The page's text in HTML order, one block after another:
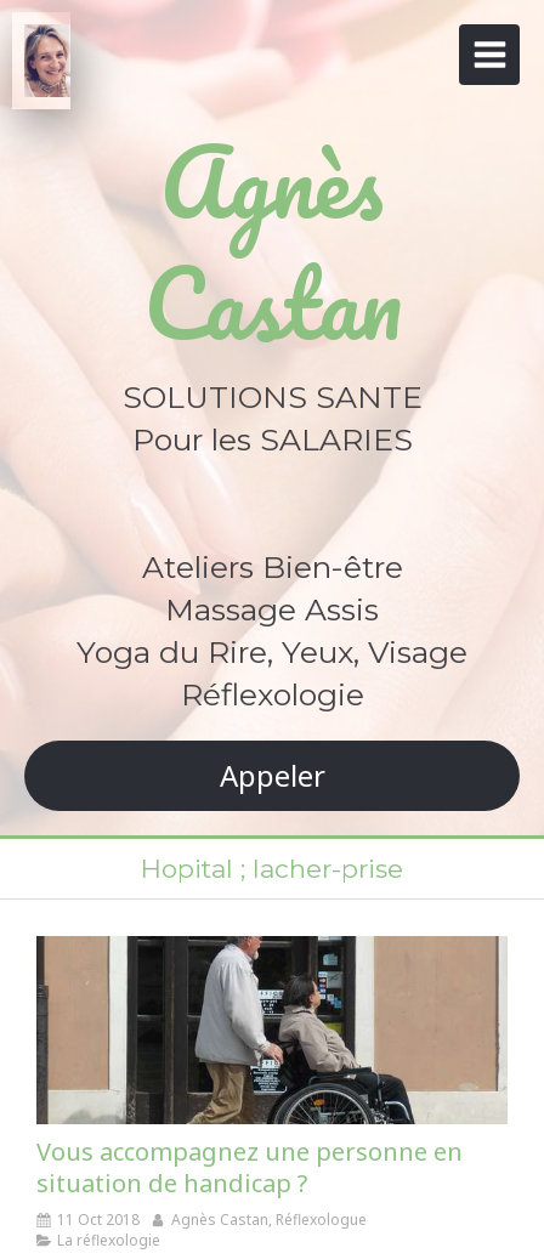
Agnès
Castan
SOLUTIONS SANTE
Pour les SALARIES
Ateliers Bien-être
Massage Assis
Yoga du Rire, Yeux, Visage
Réflexologie
Appeler
Hopital ; lacher-prise
Vous accompagnez une personne en
situation de handicap ?
11 Oct 2018
Agnès Castan, Réflexologue
La réflexologie